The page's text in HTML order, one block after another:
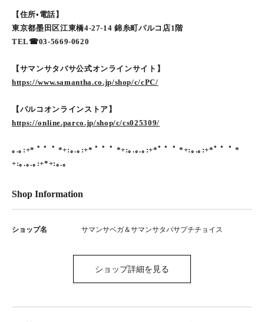
【住所•電話】
東京都墨田区江東橋4-27-14 錦糸町パルコ店1階
TEL☎︎03-5669-0620
【サマンサタバサ公式オンラインサイト】
https://www.samantha.co.jp/shop/c/cPC/
【パルコオンラインストア】
https://online.parco.jp/shop/c/cs025309/
｡.｡:+* ﾟ ゜ﾟ *+:｡.｡:+* ﾟ ゜ﾟ *+:｡.｡.｡:+*ﾟ ゜ﾟ *+:｡.｡:+*ﾟ ゜ﾟ *
+:｡.｡.｡:+*+:｡.｡
Shop Information
ショップ名 サマンサベガ＆サマンサタバサプチチョイス
ショップ詳細を見る